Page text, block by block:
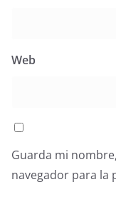
Web
Guarda mi
navegador para la